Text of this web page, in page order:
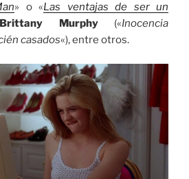
» o «Las ventajas de ser un
Brittany Murphy(«Inocencia
casados«), entre otros.